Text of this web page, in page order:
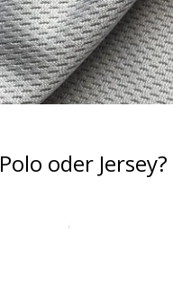
Polo oder Jersey?